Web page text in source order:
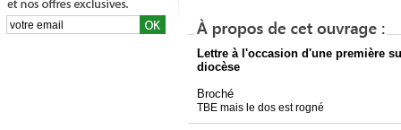
Lettre à l'occasion d'une première
diocèse
Broché
TBE mais le dos est rogné